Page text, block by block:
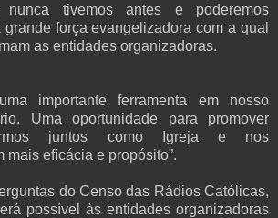
nunca tivemos antes e poderemos
força evangelizadora com a qual
as entidades organizadoras.
importante ferramenta em nosso
Uma oportunidade para promover
juntos como Igreja e nos
mais eficácia e propósito”.
do Censo das Rádios Católicas,
possível às entidades organizadoras